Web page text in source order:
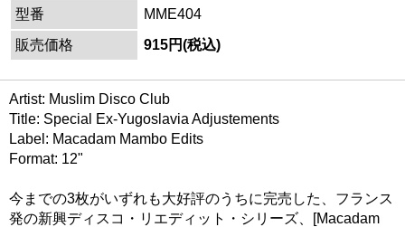
型番
MME404
販売価格
915円(税込)
Artist: Muslim Disco Club
Title: Special Ex-Yugoslavia Adjustements
Label: Macadam Mambo Edits
Format: 12"
今までの3枚がいずれも大好評のうちに完売した、フランス
発の新興ディスコ・リエディット・シリーズ、[Macadam